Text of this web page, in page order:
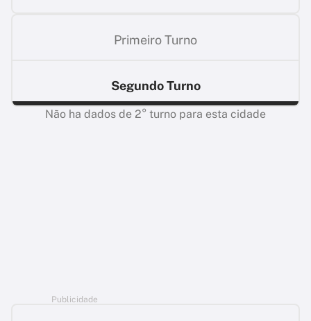
Primeiro Turno
Segundo Turno
Não ha dados de 2° turno para esta cidade
Publicidade